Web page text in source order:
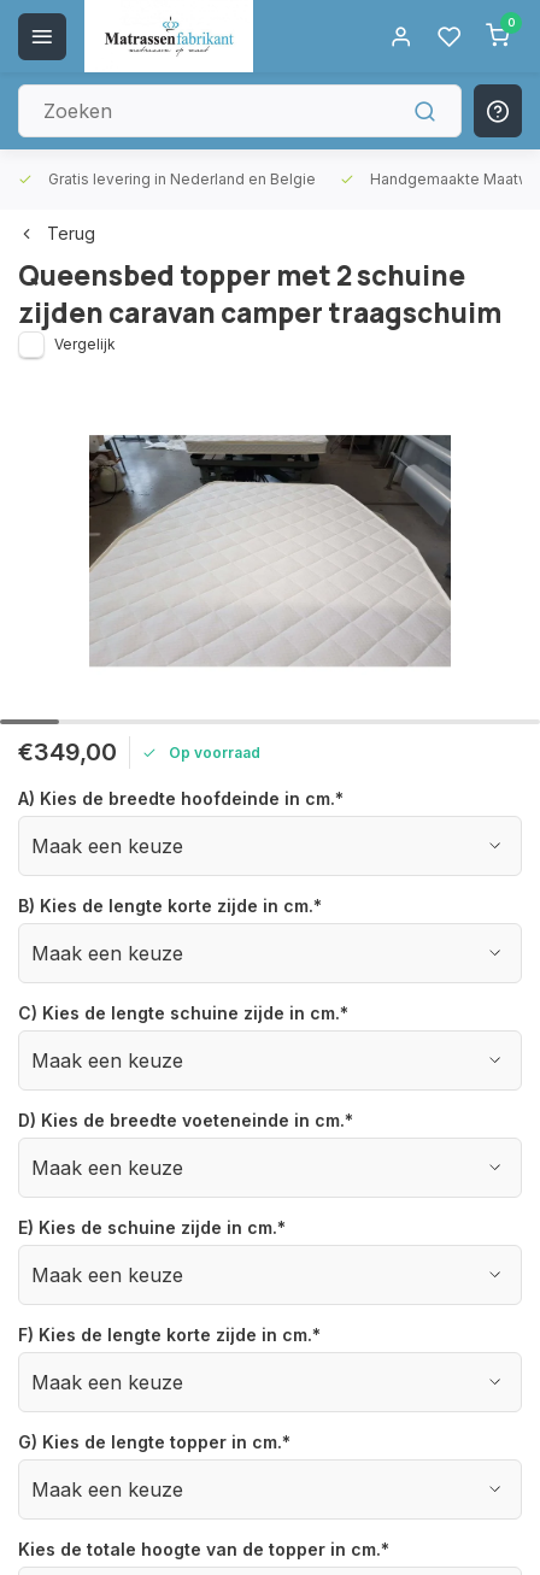
0
Gratis levering in Nederland en Belgie Handgemaakte
Terug
Queensbed topper met 2 schuine
zijden caravan camper traagschuim
Vergelijk
€349,00 Op voorraad
A) Kies de breedte hoofdeinde in cm.*
B) Kies de lengte korte zijde in cm.*
C) Kies de lengte schuine zijde in cm.*
D) Kies de breedte voeteneinde in cm.*
E) Kies de schuine zijde in cm.*
F) Kies de lengte korte zijde in cm.*
G) Kies de lengte topper in cm.*
Kies de totale hoogte van de topper in cm.*